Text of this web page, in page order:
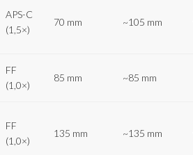
APS-C
(1,5×)
70 mm ~105 mm
FF
(1,0×)
85 mm ~85 mm
FF
(1,0×)
135 mm ~135 mm